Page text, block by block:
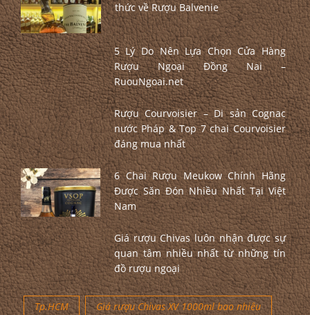
thức về Rượu Balvenie
5 Lý Do Nên Lựa Chọn Cửa Hàng
Rượu Ngoại Đồng Nai –
RuouNgoai.net
Rượu Courvoisier – Di sản Cognac
nước Pháp & Top 7 chai Courvoisier
đáng mua nhất
6 Chai Rượu Meukow Chính Hãng
Được Săn Đón Nhiều Nhất Tại Việt
Nam
Giá rượu Chivas luôn nhận được sự
quan tâm nhiều nhất từ những tín
đồ rượu ngoại
Tp.HCM
Giá rượu Chivas XV 1000ml bao nhiêu